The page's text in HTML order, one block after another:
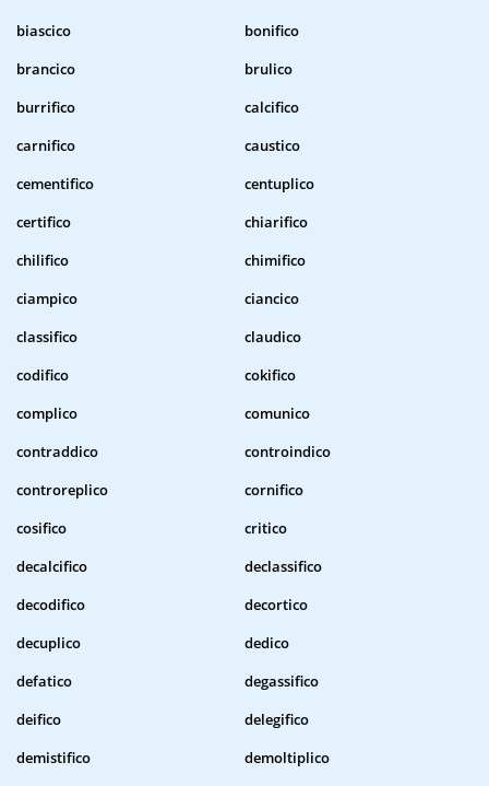
biascico
bonifico
brancico
brulico
burrifico
calcifico
carnifico
caustico
cementifico
centuplico
certifico
chiarifico
chilifico
chimifico
ciampico
ciancico
classifico
claudico
codifico
cokifico
complico
comunico
contraddico
controindico
controreplico
cornifico
cosifico
critico
decalcifico
declassifico
decodifico
decortico
decuplico
dedico
defatico
degassifico
deifico
delegifico
demistifico
demoltiplico